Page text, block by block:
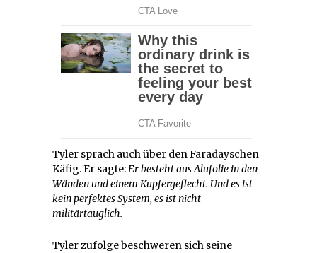
Tyler sprach auch über den Faradayschen
Käfig. Er sagte:Er besteht aus Alufolie in den
Wänden und einem Kupfergeflecht. Und es ist
kein perfektes System, es ist nicht
militärtauglich.
Tyler zufolge beschweren sich seine